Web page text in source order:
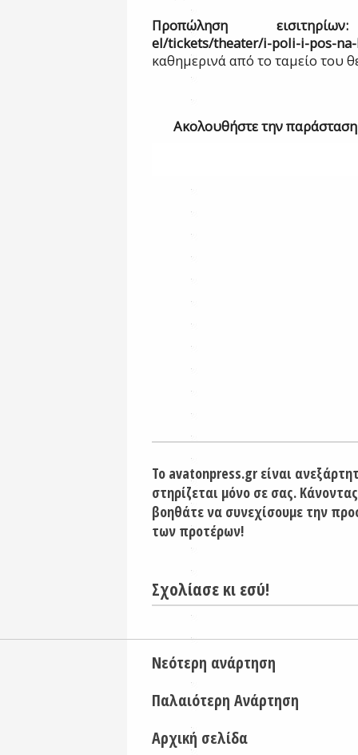
Προπώληση
el/tickets/theater/i-poli-i-pos-
καθημερινά από το ταμείο του
Ακολουθήστε την
Το avatonpress.gr είναι
στηρίζεται μόνο σε σας.
βοηθάτε να συνεχίσουμε την
των προτέρων!
Σχολίασε κι εσύ!
Νεότερη ανάρτηση
Παλαιότερη Ανάρτηση
Αρχική σελίδα